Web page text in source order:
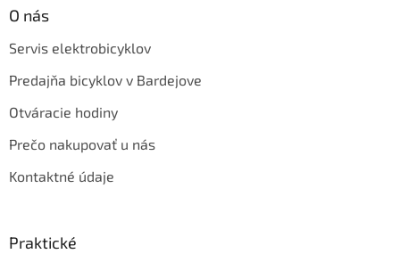
O nás
Servis elektrobicyklov
Predajňa bicyklov v Bardejove
Otváracie hodiny
Prečo nakupovať u nás
Kontaktné údaje
Praktické